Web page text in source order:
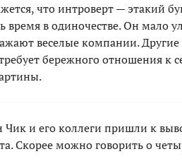
что интроверт — этакий
время в одиночестве. Он мало
веселые компании. Другие
бережного отношения к
и его коллеги пришли к
Скорее можно говорить о